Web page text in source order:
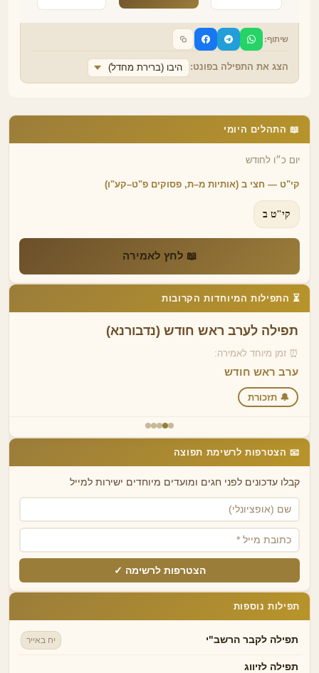
שיתוף:
הצג את התפילה בפונט: היבו (ברירת מחדל)
📖 התהלים היומי
יום כ״ו לחודש
קי"ט — חצי ב (אותיות מ–ת, פסוקים פ"ט–קע"ו)
קי"ט ב
📖 לחץ לאמירה
⏳ התפילות המיוחדות הקרובות
תפילה לערב ראש חודש (נדבורנא)
⏰ זמן מיוחד לאמירה:
ערב ראש חודש
🔔 תזכורת
📧 הצטרפות לרשימת תפוצה
קבלו עדכונים לפני חגים ומועדים מיוחדים ישירות למייל
הצטרפות לרשימה ✓
תפילות נוספות
תפילה לקבר הרשב"י יח באייר
תפילה לזיווג